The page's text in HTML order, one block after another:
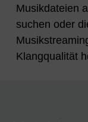
Musikdateien
suchen oder
Klangqualität